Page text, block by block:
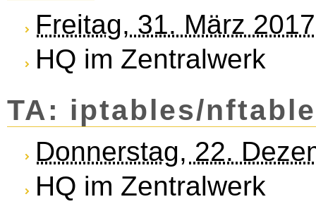
Freitag, 31. März
HQ im Zentralwerk
TA: iptables/
Donnerstag, 22.
HQ im Zentralwerk